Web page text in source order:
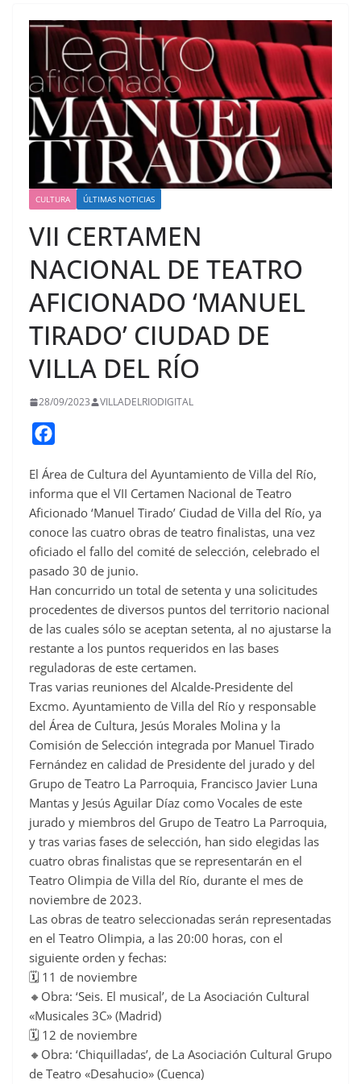
CULTURA ÚLTIMAS NOTICIAS
VII CERTAMEN
NACIONAL DE TEATRO
AFICIONADO ‘MANUEL
TIRADO’ CIUDAD DE
VILLA DEL RÍO
28/09/2023 VILLADELRIODIGITAL
c
e
o
o
k
El Área de Cultura del Ayuntamiento de Villa del Río,
informa que el VII Certamen Nacional de Teatro
Aficionado ‘Manuel Tirado’ Ciudad de Villa del Río, ya
conoce las cuatro obras de teatro finalistas, una vez
oficiado el fallo del comité de selección, celebrado el
pasado 30 de junio.
Han concurrido un total de setenta y una solicitudes
procedentes de diversos puntos del territorio nacional
de las cuales sólo se aceptan setenta, al no ajustarse la
restante a los puntos requeridos en las bases
reguladoras de este certamen.
Tras varias reuniones del Alcalde-Presidente del
Excmo. Ayuntamiento de Villa del Río y responsable
del Área de Cultura, Jesús Morales Molina y la
Comisión de Selección integrada por Manuel Tirado
Fernández en calidad de Presidente del jurado y del
Grupo de Teatro La Parroquia, Francisco Javier Luna
Mantas y Jesús Aguilar Díaz como Vocales de este
jurado y miembros del Grupo de Teatro La Parroquia,
y tras varias fases de selección, han sido elegidas las
cuatro obras finalistas que se representarán en el
Teatro Olimpia de Villa del Río, durante el mes de
noviembre de 2023.
Las obras de teatro seleccionadas serán representadas
en el Teatro Olimpia, a las 20:00 horas, con el
siguiente orden y fechas:
🗓️ 11 de noviembre
🔸Obra: ‘Seis. El musical’, de La Asociación Cultural
«Musicales 3C» (Madrid)
🗓️ 12 de noviembre
🔸Obra: ‘Chiquilladas’, de La Asociación Cultural Grupo
de Teatro «Desahucio» (Cuenca)